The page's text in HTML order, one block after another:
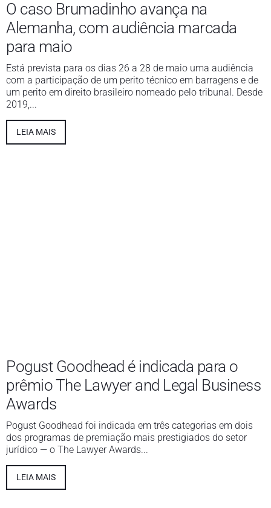
O caso Brumadinho avança na
Alemanha, com audiência marcada
para maio
Está prevista para os dias 26 a 28 de maio uma audiência
com a participação de um perito técnico em barragens e de
um perito em direito brasileiro nomeado pelo tribunal. Desde
2019,...
LEIA MAIS
Pogust Goodhead é indicada para o
prêmio The Lawyer and Legal Business
Awards
Pogust Goodhead foi indicada em três categorias em dois
dos programas de premiação mais prestigiados do setor
jurídico — o The Lawyer Awards...
LEIA MAIS